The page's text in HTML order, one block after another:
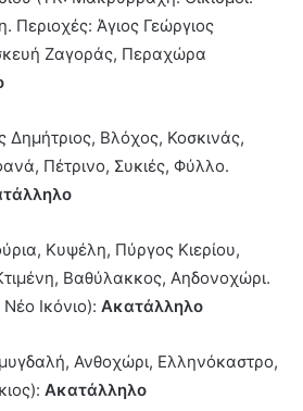
Περιοχές: Άγιος Γεώργιος
Ζαγοράς, Περαχώρα
Βλόχος, Κοσκινάς,
Πέτρινο, Συκιές, Φύλλο.
Κυψέλη, Πύργος Κιερίου,
Βαθύλακκος, Αηδονοχώρι.
Ικόνιο): Ακατάλληλο
Ανθοχώρι, Ελληνόκαστρο,
Ακατάλληλο